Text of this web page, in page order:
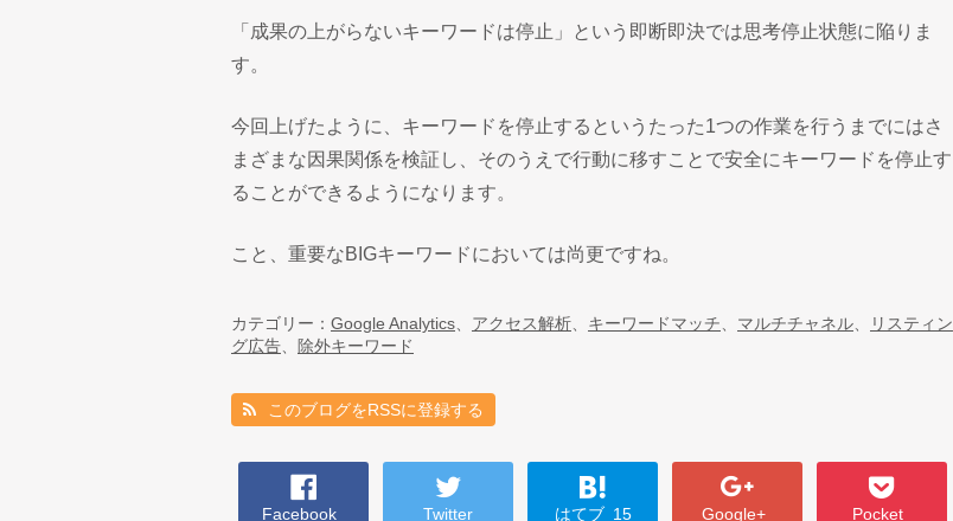
「成果の上がらないキーワードは停止」という即断即決では思考停止状態に陥りま
す。
今回上げたように、キーワードを停止するというたった1つの作業を行うまでにはさ
まざまな因果関係を検証し、そのうえで行動に移すことで安全にキーワードを停止す
ることができるようになります。
こと、重要なBIGキーワードにおいては尚更ですね。
カテゴリー： Google Analytics アクセス解析 キーワードマッチ マルチチャネル
リスティン
グ広告
除外キーワード
このブログをRSSに登録する
Facebook Twitter はてブ 15 Google+ Pocket